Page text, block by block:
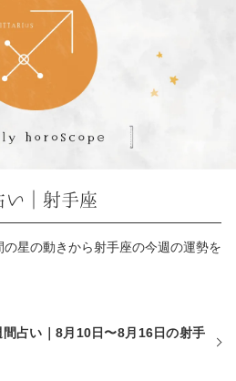
い｜射手座
星の動きから射手座の今週の運勢を
占い｜8月10日〜8月16日の射手